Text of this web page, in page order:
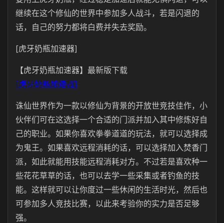
继续在这个修仙的世界中参加多人战斗，若是闪退的
话，自己的努力都将白费并失去奖励。
[虎牙奶瓶加速器]
【虎牙奶瓶加速器】最新版下载
[虎牙奶瓶加速器]
诛仙世界作为一款以修仙为背景的开放世竞技佳作，小
伙伴们可在这选择一个合适的门派并加入其中修炼好自
己的职业。如果你喜欢拳拳道道的玩法，就可以选择成
为鬼王。如果喜欢远程消耗的话，可以选择加入焚香门
派，如此就能用技能远程消耗对方。不过若是喜欢种一
些花花草草的话，也可以去学一些采集或者钓鱼的技
能。这样就可以让你度过一些休闲的生活时光，然后也
可参加多人竞技比赛，以此来考验你的实力是否足够
强。